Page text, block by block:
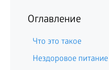
Оглавление
Что это такое
Нездоровое питание